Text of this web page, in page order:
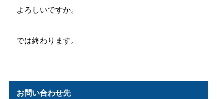
よろしいですか。
では終わります。
お問い合わせ先